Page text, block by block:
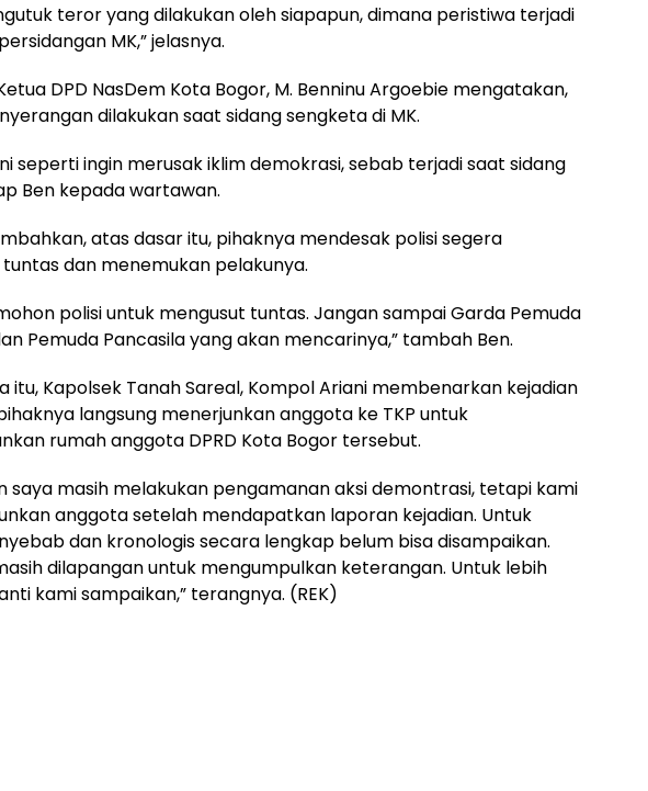
teror yang dilakukan oleh siapapun, dimana peristiwa terjadi
MK,” jelasnya.
DPD NasDem Kota Bogor, M. Benninu Argoebie mengatakan,
dilakukan saat sidang sengketa di MK.
seperti ingin merusak iklim demokrasi, sebab terjadi saat sidang
Ben kepada wartawan.
atas dasar itu, pihaknya mendesak polisi segera
dan menemukan pelakunya.
polisi untuk mengusut tuntas. Jangan sampai Garda Pemuda
Pemuda Pancasila yang akan mencarinya,” tambah Ben.
itu, Kapolsek Tanah Sareal, Kompol Ariani membenarkan kejadian
langsung menerjunkan anggota ke TKP untuk
rumah anggota DPRD Kota Bogor tersebut.
saya masih melakukan pengamanan aksi demontrasi, tetapi kami
anggota setelah mendapatkan laporan kejadian. Untuk
dan kronologis secara lengkap belum bisa disampaikan.
dilapangan untuk mengumpulkan keterangan. Untuk lebih
kami sampaikan,” terangnya. (REK)